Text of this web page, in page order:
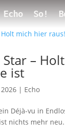
Echo So!
–
ist
| Echo
Déjà-vu in
nichts mehr